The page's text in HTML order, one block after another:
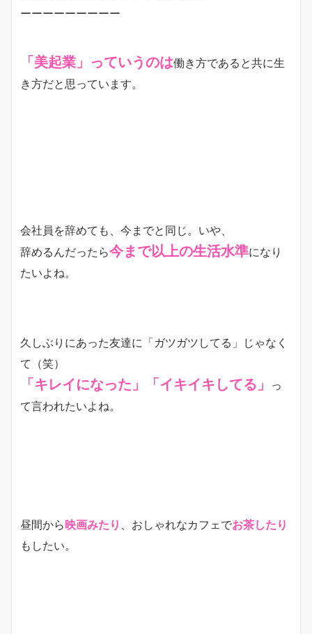
ーーーーーーーーー
「美起業」っていうのは働き方であると共に生
き方だと思っています。
会社員を辞めても、今までと同じ。いや、
辞めるんだったら今まで以上の生活水準になり
たいよね。
久しぶりにあった友達に「ガツガツしてる」じゃなく
て（笑）
「キレイになった」「イキイキしてる」
っ
て言われたいよね。
昼間から映画みたり 、おしゃれなカフェでお茶したり
もしたい。